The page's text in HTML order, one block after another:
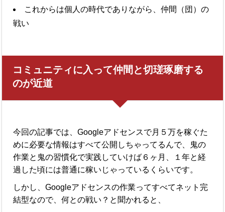
これからは個人の時代でありながら、仲間（団）の
戦い
コミュニティに入って仲間と切瑳琢磨する
のが近道
今回の記事では、Googleアドセンスで月５万を稼ぐた
めに必要な情報はすべて公開しちゃってるんで、鬼の
作業と鬼の習慣化で実践していけば６ヶ月、１年と経
過した頃には普通に稼いじゃっているくらいです。
しかし、Googleアドセンスの作業ってすべてネット完
結型なので、何との戦い？と聞かれると、